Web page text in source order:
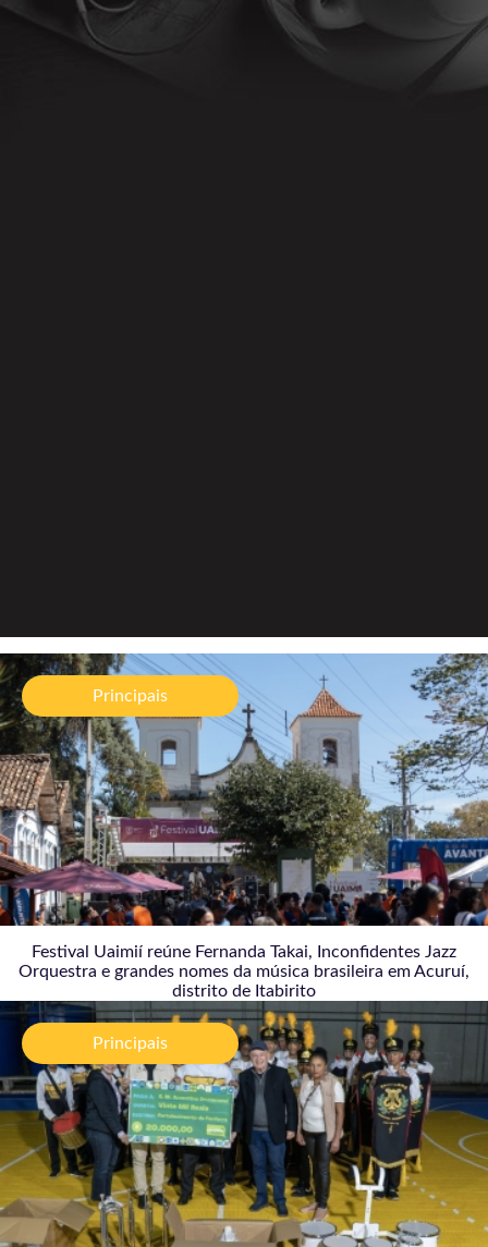
Principais
Festival Uaimií reúne Fernanda Takai, Inconfidentes
Jazz Orquestra e grandes nomes da música
brasileira em Acuruí, distrito de Itabirito
06/08/2026
Festival Uaimií reúne Fernanda Takai, Inconfidentes Jazz
Orquestra e grandes nomes da música brasileira em Acuruí,
distrito de Itabirito
Principais
Vereador Matheus Pacheco fortalece comunidade
escolar do Morro Santana por meio da música
04/08/2026